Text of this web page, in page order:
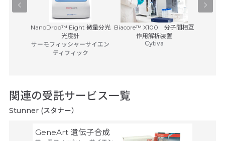
NanoDrop™ Eight 微量分光
光度計
サーモフィッシャーサイエン
ティフィック
Biacore™ X100 分子間相互
作用解析装置
Cytiva
関連の受託サービス一覧
Stunner (スタナー）
GeneArt 遺伝子合成